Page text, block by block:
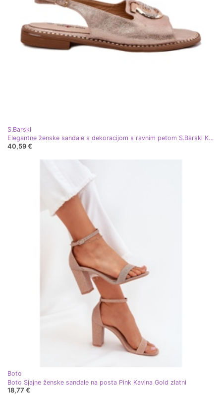
S.Barski
Elegantne ženske sandale s dekoracijom s ravnim petom S.Barski KV51-003 ružičasto zlato zlatni
40,59 €
Boto
Boto Sjajne ženske sandale na posta Pink Kavina Gold zlatni
18,77 €